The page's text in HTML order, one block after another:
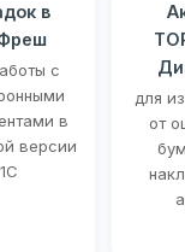
в
с
в
версии
1С
для
от